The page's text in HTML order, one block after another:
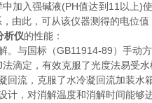
加入强碱液(PH值达到11以上)
由此，可从该仪器测得的电位
析仪的性能：
与国标（GB11914-89）手动方
定，有效克服了光度法易受水
流，克服了水冷凝回流加装水箱
，对消解温度和消解时间能够进